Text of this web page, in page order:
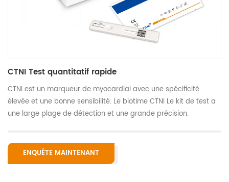
CTNI Test quantitatif rapide
CTNI est un marqueur de myocardial avec une spécificité
élevée et une bonne sensibilité. Le biotime CTNI Le kit de test a
une large plage de détection et une grande précision.
ENQUÊTE MAINTENANT